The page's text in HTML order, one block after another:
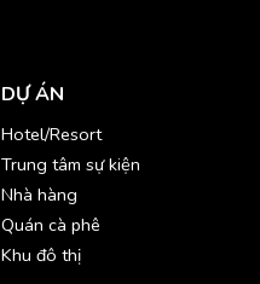
DỰ ÁN
Hotel/Resort
Trung tâm sự kiện
Nhà hàng
Quán cà phê
Khu đô thị